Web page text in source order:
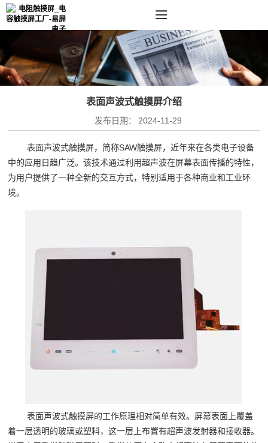
表面声波式触摸屏介绍
发布日期： 2024-11-29
表面声波式触摸屏，简称SAW触摸屏，近年来在各类电子设备
中的应用日趋广泛。该技术通过利用超声波在屏幕表面传播的特性，
为用户提供了一种全新的交互方式，特别适用于各种商业和工业环
境。
表面声波式触摸屏的工作原理相对简单有效。屏幕表面上覆盖
着一层透明的玻璃或塑料，这一层上布置有超声波发射器和接收器。